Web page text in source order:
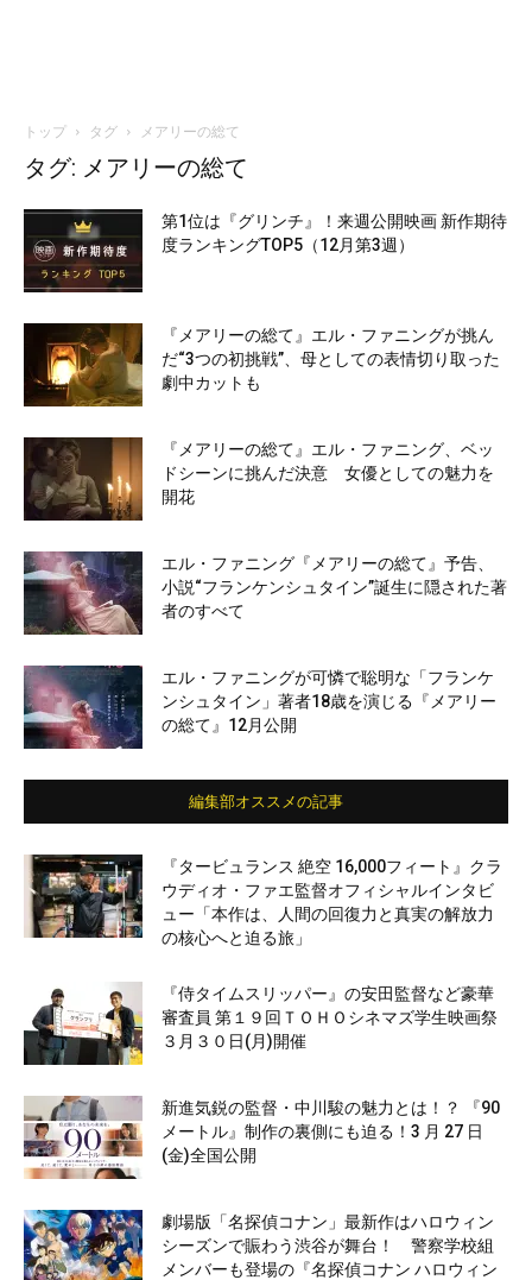
トップ タグ メアリーの総て
タグ: メアリーの総て
第1位は『グリンチ』！来週公開映画 新作期待
度ランキングTOP5（12月第3週）
『メアリーの総て』エル・ファニングが挑ん
だ“3つの初挑戦”、母としての表情切り取った
劇中カットも
『メアリーの総て』エル・ファニング、ベッ
ドシーンに挑んだ決意 女優としての魅力を
開花
エル・ファニング『メアリーの総て』予告、
小説“フランケンシュタイン”誕生に隠された著
者のすべて
エル・ファニングが可憐で聡明な「フランケ
ンシュタイン」著者18歳を演じる『メアリー
の総て』12月公開
編集部オススメの記事
『タービュランス 絶空 16,000フィート』クラ
ウディオ・ファエ監督オフィシャルインタビ
ュー「本作は、人間の回復力と真実の解放力
の核心へと迫る旅」
『侍タイムスリッパー』の安田監督など豪華
審査員 第１９回ＴＯＨＯシネマズ学生映画祭
３月３０日(月)開催
新進気鋭の監督・中川駿の魅力とは！？ 『90
メートル』制作の裏側にも迫る！3 月 27 日
(金)全国公開
劇場版「名探偵コナン」最新作はハロウィン
シーズンで賑わう渋谷が舞台！ 警察学校組
メンバーも登場の『名探偵コナン ハロウィン